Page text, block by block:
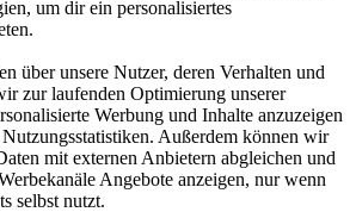
um dir ein personalisiertes
über unsere Nutzer, deren Verhalten und
zur laufenden Optimierung unserer
Werbung und Inhalte anzuzeigen
Außerdem können wir
mit externen Anbietern abgleichen und
Angebote anzeigen, nur wenn
selbst nutzt.